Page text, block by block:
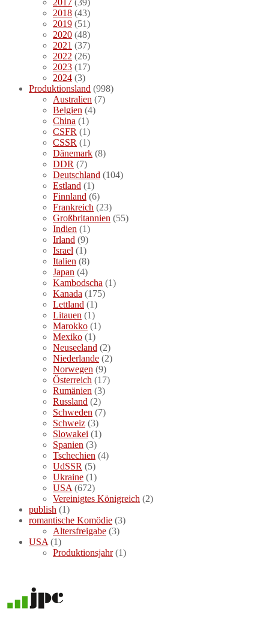
2018 (43)
2019 (51)
2020 (48)
2021 (37)
2022 (26)
2023 (17)
2024 (3)
Produktionsland (998)
Australien (7)
Belgien (4)
China (1)
CSFR (1)
CSSR (1)
Dänemark (8)
DDR (7)
Deutschland (104)
Estland (1)
Finnland (6)
Frankreich (23)
Großbritannien (55)
Indien (1)
Irland (9)
Israel (1)
Italien (8)
Japan (4)
Kambodscha (1)
Kanada (175)
Lettland (1)
Litauen (1)
Marokko (1)
Mexiko (1)
Neuseeland (2)
Niederlande (2)
Norwegen (9)
Österreich (17)
Rumänien (3)
Russland (2)
Schweden (7)
Schweiz (3)
Slowakei (1)
Spanien (3)
Tschechien (4)
UdSSR (5)
Ukraine (1)
USA (672)
Vereinigtes Königreich (2)
publish (1)
romantische Komödie (3)
Altersfreigabe (3)
USA (1)
Produktionsjahr(1)